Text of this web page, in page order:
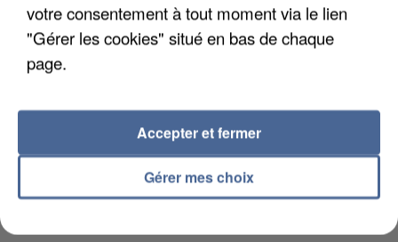
UNE TOURISTE DE L’OISE EMPORTÉE PAR UNE
votre consentement à tout moment via le lien
"Gérer les cookies" situé en bas de chaque
page.
Gérer mes choix
Accepter et fermer